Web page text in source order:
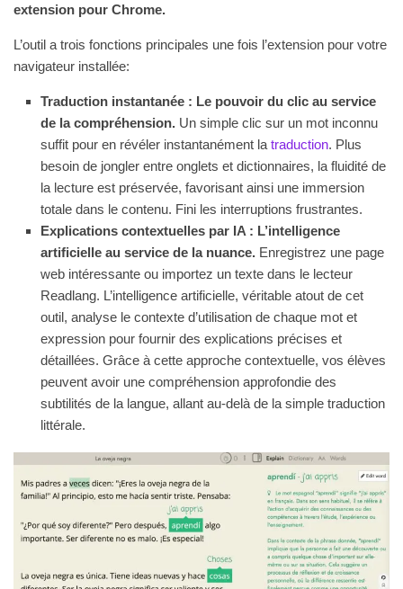
extension pour Chrome.
L’outil a trois fonctions principales une fois l’extension pour votre
navigateur installée:
Traduction instantanée : Le pouvoir du clic au service
de la compréhension. Un simple clic sur un mot inconnu
suffit pour en révéler instantanément la traduction. Plus
besoin de jongler entre onglets et dictionnaires, la fluidité de
la lecture est préservée, favorisant ainsi une immersion
totale dans le contenu. Fini les interruptions frustrantes.
Explications contextuelles par IA : L’intelligence
artificielle au service de la nuance. Enregistrez une page
web intéressante ou importez un texte dans le lecteur
Readlang. L’intelligence artificielle, véritable atout de cet
outil, analyse le contexte d’utilisation de chaque mot et
expression pour fournir des explications précises et
détaillées. Grâce à cette approche contextuelle, vos élèves
peuvent avoir une compréhension approfondie des
subtilités de la langue, allant au-delà de la simple traduction
littérale.